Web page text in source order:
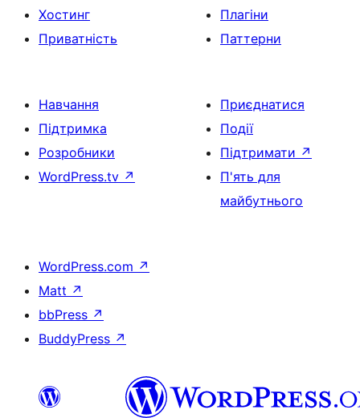
Хостинг
Приватність
Плагіни
Паттерни
Навчання
Підтримка
Розробники
WordPress.tv ↗
Приєднатися
Події
Підтримати ↗
П'ять для
майбутнього
WordPress.com ↗
Matt ↗
bbPress ↗
BuddyPress ↗